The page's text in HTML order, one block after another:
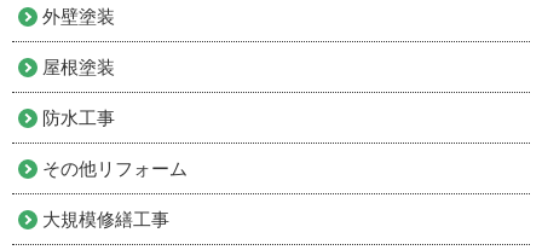
外壁塗装
屋根塗装
防水工事
その他リフォーム
大規模修繕工事